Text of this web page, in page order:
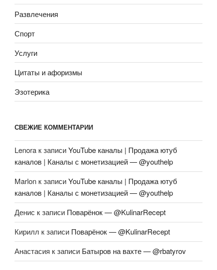
Развлечения
Спорт
Услуги
Цитаты и афоризмы
Эзотерика
СВЕЖИЕ КОММЕНТАРИИ
Lenora к записиYouTube каналы | Продажа ютуб
каналов | Каналы с монетизацией — @youthelp
Marlon к записиYouTube каналы | Продажа ютуб
каналов | Каналы с монетизацией — @youthelp
Денис к записи Поварёнок — @KulinarRecept
Кирилл к записи Поварёнок — @KulinarRecept
Анастасия к записи Батыров на вахте — @rbatyrov